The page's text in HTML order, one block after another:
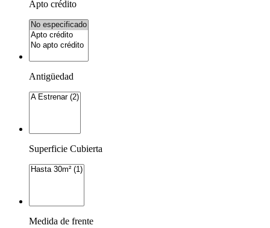
Apto crédito
Antigüedad
Superficie Cubierta
Medida de frente